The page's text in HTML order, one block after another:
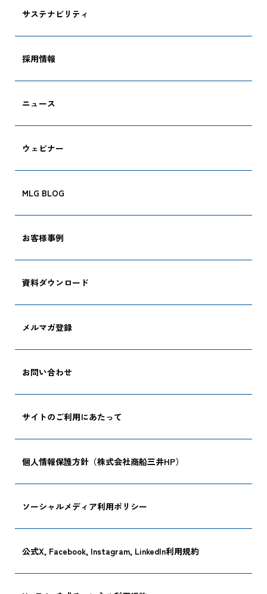
追跡する
サステナビリティ
採用情報
ニュース
ウェビナー
MLG BLOG
お客様事例
資料ダウンロード
メルマガ登録
お問い合わせ
サイトのご利用にあたって
個人情報保護方針（株式会社商船三井HP）
ソーシャルメディア利用ポリシー
公式X, Facebook, Instagram, LinkedIn利用規約